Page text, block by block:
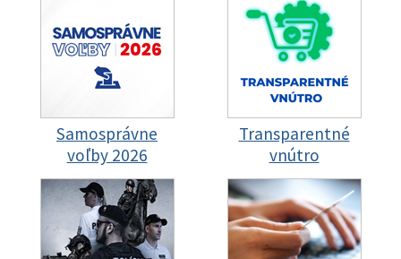
Samosprávne
voľby 2026
Transparentné
vnútro